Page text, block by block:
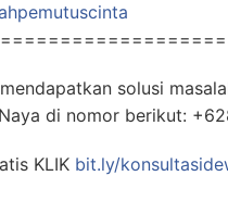
solusi
di nomor berikut:
KLIK bit.ly/